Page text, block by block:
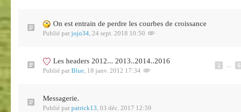
On est entrain de perdre les courbes de croissance
Publié par jojo34, 24 sept. 2018 10:50
Les headers 2012... 2013..2014..2016
Publié par Blue, 18 janv. 2012 17:34
1 … 5
Messagerie.
Publié par patrick13, 03 déc. 2017 12:59